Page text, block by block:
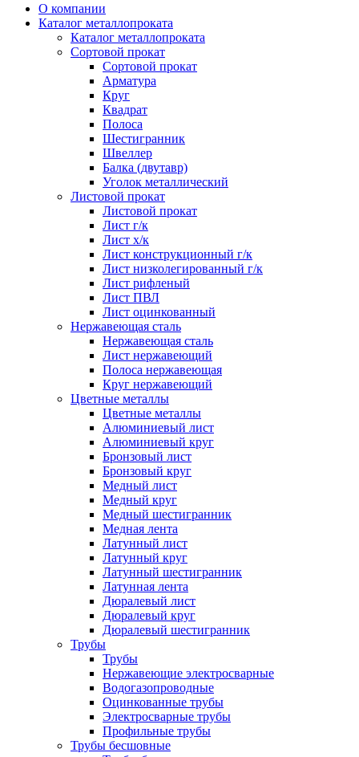
О компании
Каталог металлопроката
Каталог металлопроката
Сортовой прокат
Сортовой прокат
Арматура
Круг
Квадрат
Полоса
Шестигранник
Швеллер
Балка (двутавр)
Уголок металлический
Листовой прокат
Листовой прокат
Лист г/к
Лист х/к
Лист конструкционный г/к
Лист низколегированный г/к
Лист рифленый
Лист ПВЛ
Лист оцинкованный
Нержавеющая сталь
Нержавеющая сталь
Лист нержавеющий
Полоса нержавеющая
Круг нержавеющий
Цветные металлы
Цветные металлы
Алюминиевый лист
Алюминиевый круг
Бронзовый лист
Бронзовый круг
Медный лист
Медный круг
Медный шестигранник
Медная лента
Латунный лист
Латунный круг
Латунный шестигранник
Латунная лента
Дюралевый лист
Дюралевый круг
Дюралевый шестигранник
Трубы
Трубы
Нержавеющие электросварные
Водогазопроводные
Оцинкованные трубы
Электросварные трубы
Профильные трубы
Трубы бесшовные